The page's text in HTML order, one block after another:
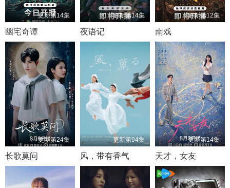
更新第14集
幽宅奇谭
更新第14集
夜语记
更新第12集
南戏
更新第24集
长歌莫问
更新第94集
风，带有香气
更新第14集
天才，女友